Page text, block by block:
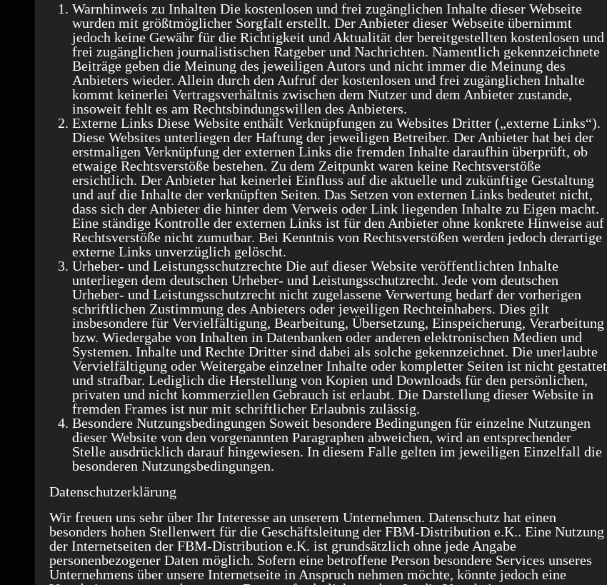
Warnhinweis zu Inhalten Die kostenlosen und frei zugänglichen Inhalte dieser Webseite
wurden mit größtmöglicher Sorgfalt erstellt. Der Anbieter dieser Webseite übernimmt
jedoch keine Gewähr für die Richtigkeit und Aktualität der bereitgestellten kostenlosen und
frei zugänglichen journalistischen Ratgeber und Nachrichten. Namentlich gekennzeichnete
Beiträge geben die Meinung des jeweiligen Autors und nicht immer die Meinung des
Anbieters wieder. Allein durch den Aufruf der kostenlosen und frei zugänglichen Inhalte
kommt keinerlei Vertragsverhältnis zwischen dem Nutzer und dem Anbieter zustande,
insoweit fehlt es am Rechtsbindungswillen des Anbieters.
Externe Links Diese Website enthält Verknüpfungen zu Websites Dritter („externe Links“).
Diese Websites unterliegen der Haftung der jeweiligen Betreiber. Der Anbieter hat bei der
erstmaligen Verknüpfung der externen Links die fremden Inhalte daraufhin überprüft, ob
etwaige Rechtsverstöße bestehen. Zu dem Zeitpunkt waren keine Rechtsverstöße
ersichtlich. Der Anbieter hat keinerlei Einfluss auf die aktuelle und zukünftige Gestaltung
und auf die Inhalte der verknüpften Seiten. Das Setzen von externen Links bedeutet nicht,
dass sich der Anbieter die hinter dem Verweis oder Link liegenden Inhalte zu Eigen macht.
Eine ständige Kontrolle der externen Links ist für den Anbieter ohne konkrete Hinweise auf
Rechtsverstöße nicht zumutbar. Bei Kenntnis von Rechtsverstößen werden jedoch derartige
externe Links unverzüglich gelöscht.
Urheber- und Leistungsschutzrechte Die auf dieser Website veröffentlichten Inhalte
unterliegen dem deutschen Urheber- und Leistungsschutzrecht. Jede vom deutschen
Urheber- und Leistungsschutzrecht nicht zugelassene Verwertung bedarf der vorherigen
schriftlichen Zustimmung des Anbieters oder jeweiligen Rechteinhabers. Dies gilt
insbesondere für Vervielfältigung, Bearbeitung, Übersetzung, Einspeicherung, Verarbeitung
bzw. Wiedergabe von Inhalten in Datenbanken oder anderen elektronischen Medien und
Systemen. Inhalte und Rechte Dritter sind dabei als solche gekennzeichnet. Die unerlaubte
Vervielfältigung oder Weitergabe einzelner Inhalte oder kompletter Seiten ist nicht gestattet
und strafbar. Lediglich die Herstellung von Kopien und Downloads für den persönlichen,
privaten und nicht kommerziellen Gebrauch ist erlaubt. Die Darstellung dieser Website in
fremden Frames ist nur mit schriftlicher Erlaubnis zulässig.
Besondere Nutzungsbedingungen Soweit besondere Bedingungen für einzelne Nutzungen
dieser Website von den vorgenannten Paragraphen abweichen, wird an entsprechender
Stelle ausdrücklich darauf hingewiesen. In diesem Falle gelten im jeweiligen Einzelfall die
besonderen Nutzungsbedingungen.
Datenschutzerklärung
Wir freuen uns sehr über Ihr Interesse an unserem Unternehmen. Datenschutz hat einen
besonders hohen Stellenwert für die Geschäftsleitung der FBM-Distribution e.K.. Eine Nutzung
der Internetseiten der FBM-Distribution e.K. ist grundsätzlich ohne jede Angabe
personenbezogener Daten möglich. Sofern eine betroffene Person besondere Services unseres
Unternehmens über unsere Internetseite in Anspruch nehmen möchte, könnte jedoch eine